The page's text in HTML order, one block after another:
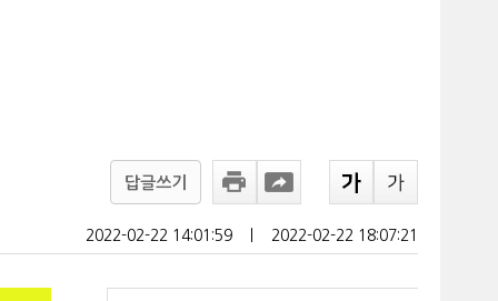
답글쓰기
2022-02-22 14:01:59 2022-02-22 18:07:21